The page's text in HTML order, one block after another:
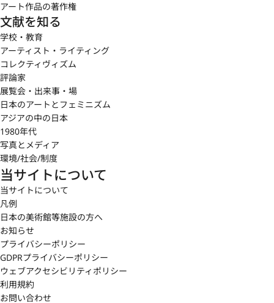
アート作品の著作権
文献を知る
学校・教育
アーティスト・ライティング
コレクティヴィズム
評論家
展覧会・出来事・場
日本のアートとフェミニズム
アジアの中の日本
1980年代
写真とメディア
環境/社会/制度
当サイトについて
当サイトについて
凡例
日本の美術館等施設の方へ
お知らせ
プライバシーポリシー
GDPRプライバシーポリシー
ウェブアクセシビリティポリシー
利用規約
お問い合わせ